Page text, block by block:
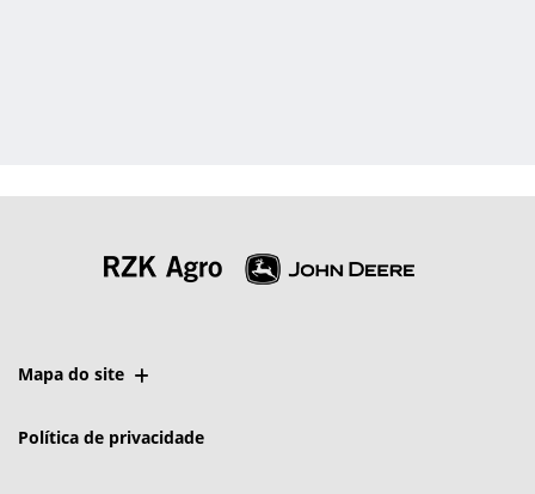
Mapa do site
Política de privacidade